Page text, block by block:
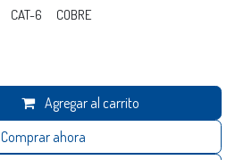
CAT-6 COBRE
Agregar al carrito
Comprar ahora